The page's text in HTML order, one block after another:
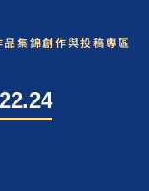
品集錦創作與投稿專區